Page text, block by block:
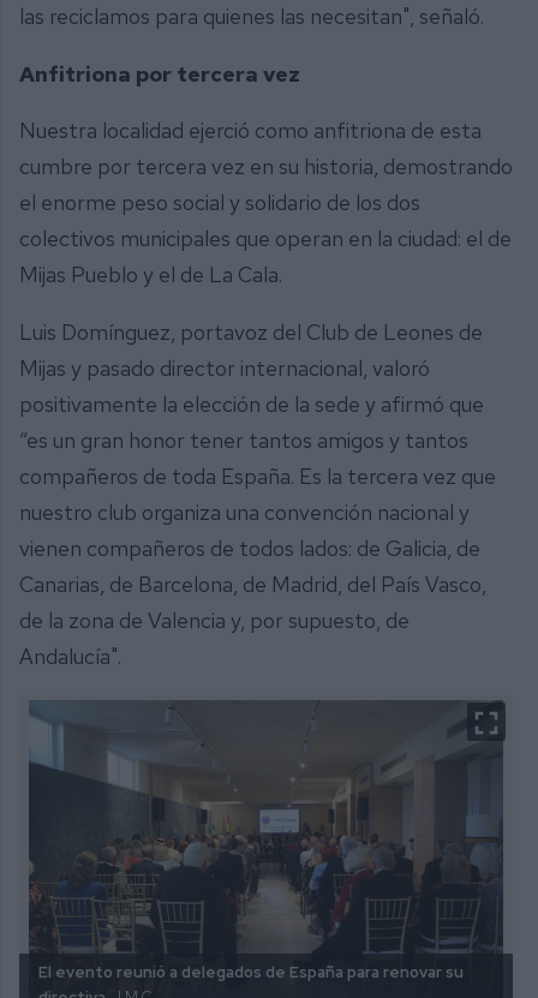
las reciclamos para quienes las necesitan", señaló.
Anfitriona por tercera vez
Nuestra localidad ejerció como anfitriona de esta
cumbre por tercera vez en su historia, demostrando
el enorme peso social y solidario de los dos
colectivos municipales que operan en la ciudad: el de
Mijas Pueblo y el de La Cala.
Luis Domínguez, portavoz del Club de Leones de
Mijas y pasado director internacional, valoró
positivamente la elección de la sede y afirmó que
“es un gran honor tener tantos amigos y tantos
compañeros de toda España. Es la tercera vez que
nuestro club organiza una convención nacional y
vienen compañeros de todos lados: de Galicia, de
Canarias, de Barcelona, de Madrid, del País Vasco,
de la zona de Valencia y, por supuesto, de
Andalucía".
El evento reunió a delegados de España para renovar su